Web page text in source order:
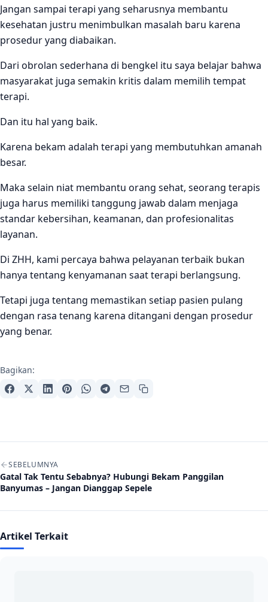
Jangan sampai terapi yang seharusnya membantu
kesehatan justru menimbulkan masalah baru karena
prosedur yang diabaikan.
Dari obrolan sederhana di bengkel itu saya belajar bahwa
masyarakat juga semakin kritis dalam memilih tempat
terapi.
Dan itu hal yang baik.
Karena bekam adalah terapi yang membutuhkan amanah
besar.
Maka selain niat membantu orang sehat, seorang terapis
juga harus memiliki tanggung jawab dalam menjaga
standar kebersihan, keamanan, dan profesionalitas
layanan.
Di ZHH, kami percaya bahwa pelayanan terbaik bukan
hanya tentang kenyamanan saat terapi berlangsung.
Tetapi juga tentang memastikan setiap pasien pulang
dengan rasa tenang karena ditangani dengan prosedur
yang benar.
Bagikan:
Navigasi artikel
SEBELUMNYA
Gatal Tak Tentu Sebabnya? Hubungi Bekam Panggilan
Banyumas – Jangan Dianggap Sepele
Artikel Terkait